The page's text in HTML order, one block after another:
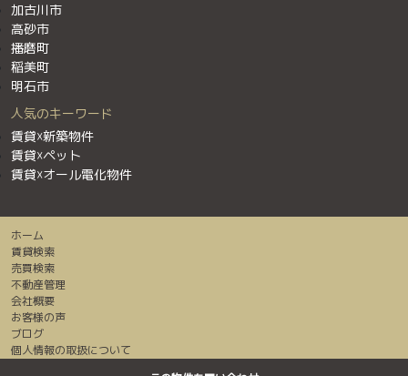
加古川市
高砂市
播磨町
稲美町
明石市
人気のキーワード
賃貸☓新築物件
賃貸☓ペット
賃貸☓オール電化物件
ホーム
賃貸検索
売買検索
不動産管理
会社概要
お客様の声
ブログ
個人情報の取扱について